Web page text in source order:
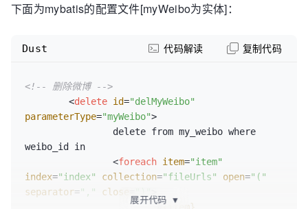
serialVersionUID = 754681127580984228L;
private
public String[]
return fileNames;
	}
void setFileNames(String
fileNames) {
this
fileNames
下面为mybatis的配置文件[myWeibo为实体]：
<!-- 删除微博 -->
<delete id="delMyWeibo"
parameterType="myWeibo">
weibo_id in
<foreach item="item"
index="index" collection="fileUrls" open="("
separator="," close
Dust 代码解读 复制代码
展开代码 ▼